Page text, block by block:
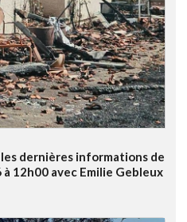
dernières informations de
12h00 avec Emilie Gebleux